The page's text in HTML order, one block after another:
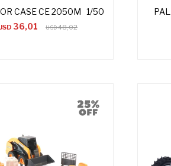
CASE CE 2050M 1/50
36,01 USD48,02